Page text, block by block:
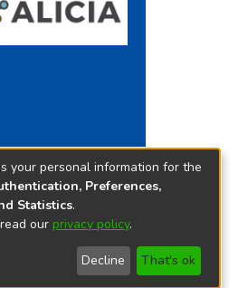
your personal information for the
Preferences,
Statistics.
our privacy policy.
Decline That's ok